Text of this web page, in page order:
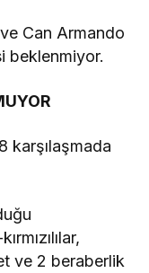
Can Armando
beklenmiyor.
karşılaşmada
ve 2 beraberlik